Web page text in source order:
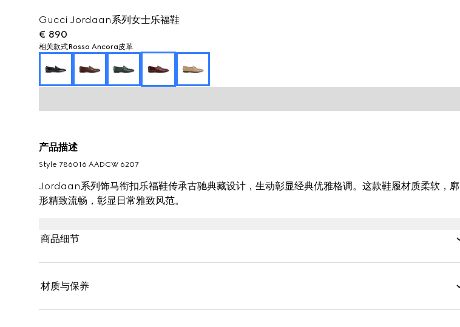
Gucci Jordaan系列女士乐福鞋
€ 890
相关款式Rosso Ancora皮革
产品描述
Style ‎786016 AADCW 6207
Jordaan系列饰马衔扣乐福鞋传承古驰典藏设计，生动彰显经典优雅格调。这款鞋履材质柔软，廓
形精致流畅，彰显日常雅致风范。
商品细节
材质与保养